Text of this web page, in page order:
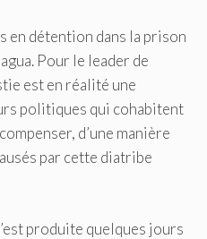
en détention dans la prison
Pour le leader de
est en réalité une
politiques qui cohabitent
d’une manière
par cette diatribe
produite quelques jours